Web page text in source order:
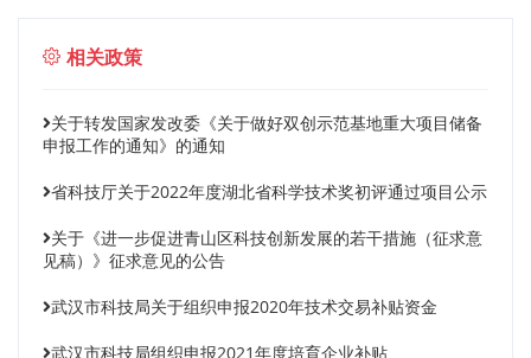
相关政策
关于转发国家发改委《关于做好双创示范基地重大项目储备
申报工作的通知》的通知
省科技厅关于2022年度湖北省科学技术奖初评通过项目公示
关于《进一步促进青山区科技创新发展的若干措施（征求意
见稿）》征求意见的公告
武汉市科技局关于组织申报2020年技术交易补贴资金
武汉市科技局组织申报2021年度培育企业补贴